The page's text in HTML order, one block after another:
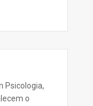
Psicologia,
o